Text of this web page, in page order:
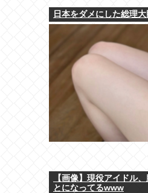
日本をダメにした総理
【画像】現役アイドル
とになってるwww